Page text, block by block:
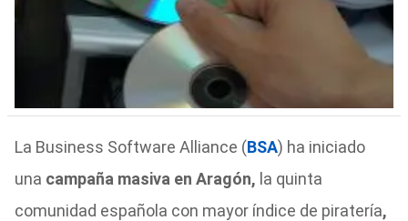
La Business Software Alliance (BSA) ha iniciado
una campaña masiva en Aragón, la quinta
comunidad española con mayor índice de piratería,